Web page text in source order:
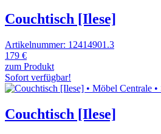
Couchtisch [Ilese]
Artikelnummer: 12414901.3
179 €
zum Produkt
Sofort verfügbar!
Couchtisch [Ilese]